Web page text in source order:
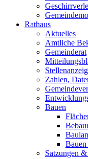
Rathaus
Aktuelles
Amtliche
Gemeinderat
Zahlen,
Bauen
Satzungen